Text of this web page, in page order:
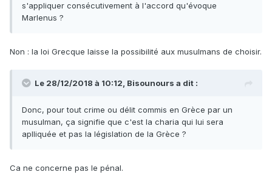
s'appliquer consécutivement à l'accord qu'évoque
Marlenus ?
Non : la loi Grecque laisse la possibilité aux musulmans de choisir.
Le 28/12/2018 à 10:12, Bisounours a dit :
Donc, pour tout crime ou délit commis en Grèce par un
musulman, ça signifie que c'est la charia qui lui sera
aplliquée et pas la législation de la Grèce ?
Ca ne concerne pas le pénal.